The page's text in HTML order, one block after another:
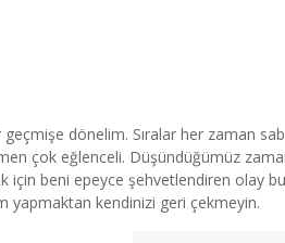
dönelim. Sıralar her zaman
çok eğlenceli. Düşündüğümüz
için beni epeyce şehvetlendiren olay
yapmaktan kendinizi geri çekmeyin.